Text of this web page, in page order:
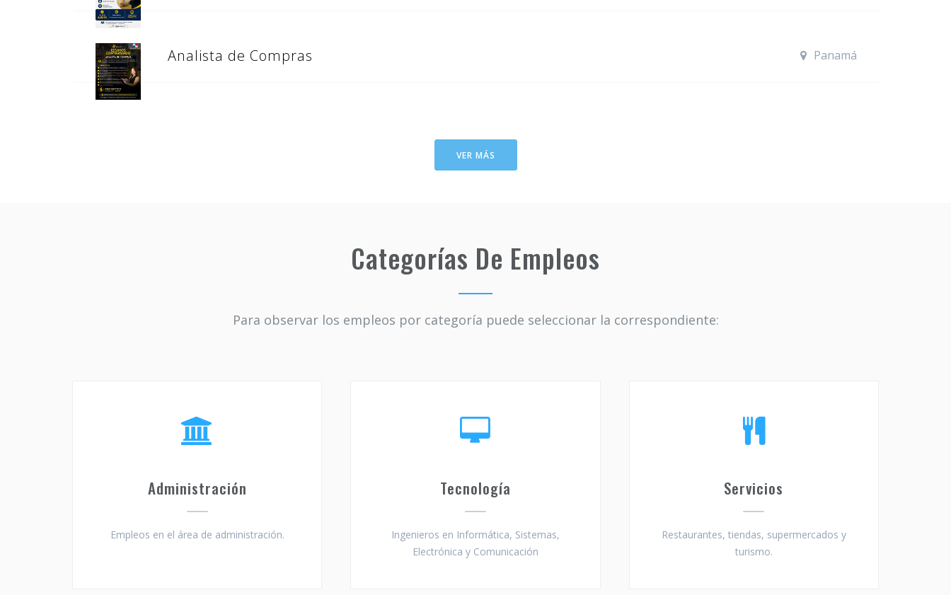
Analista de Compras Panamá
VER MÁS
Categorías De Empleos
Para observar los empleos por categoría puede seleccionar la correspondiente:
Administración
Empleos en el área de administración.
Tecnología
Ingenieros en Informática, Sistemas,
Electrónica y Comunicación
Servicios
Restaurantes, tiendas, supermercados y
turismo.